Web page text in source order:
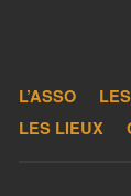
L’ASSO
LES LIEUX